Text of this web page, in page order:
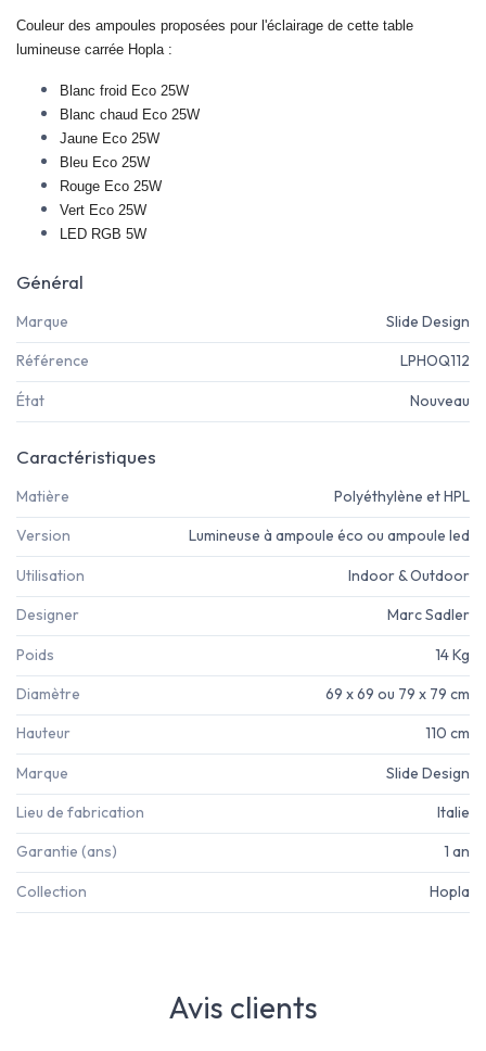
Couleur des ampoules proposées pour l'éclairage de cette table
lumineuse carrée Hopla :
Blanc froid Eco 25W
Blanc chaud Eco 25W
Jaune Eco 25W
Bleu Eco 25W
Rouge Eco 25W
Vert Eco 25W
LED RGB 5W
Général
Marque Slide Design
Référence LPHOQ112
État Nouveau
Caractéristiques
Matière Polyéthylène et HPL
Version Lumineuse à ampoule éco ou ampoule led
Utilisation Indoor & Outdoor
Designer Marc Sadler
Poids 14 Kg
Diamètre 69 x 69 ou 79 x 79 cm
Hauteur 110 cm
Marque Slide Design
Lieu de fabrication Italie
Garantie (ans) 1 an
Collection Hopla
Avis clients